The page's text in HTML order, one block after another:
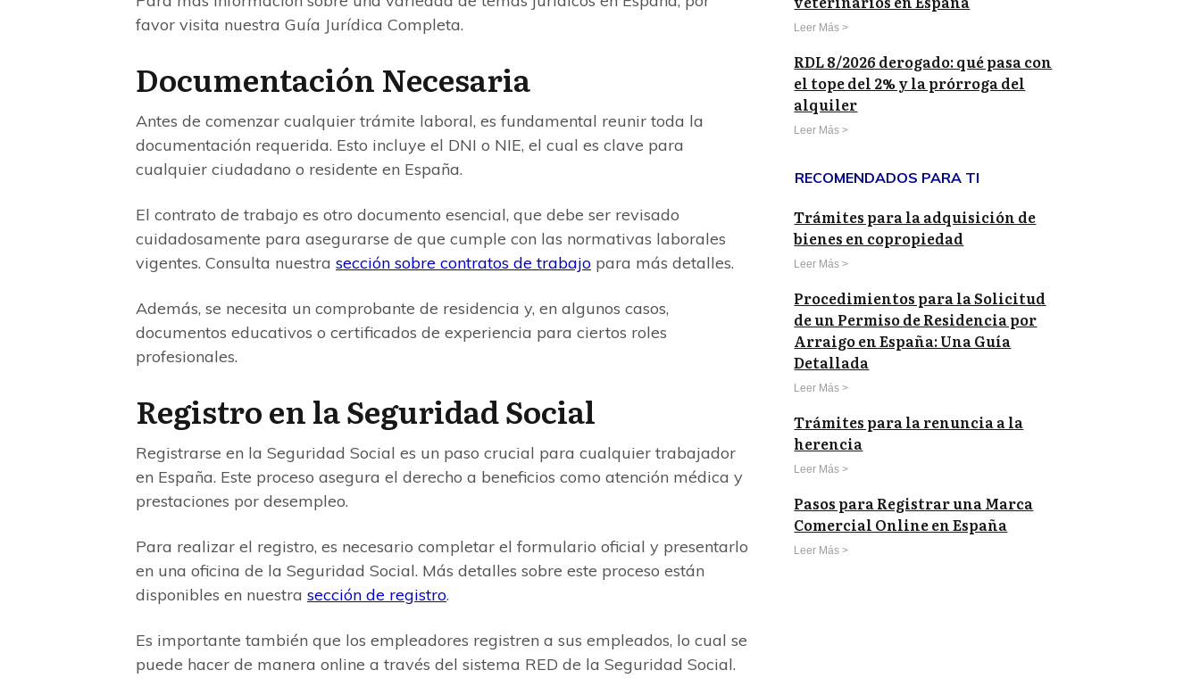
favor visita nuestra Guía Jurídica Completa.
Documentación Necesaria
Antes de comenzar cualquier trámite laboral, es fundamental reunir toda la
documentación requerida. Esto incluye el DNI o NIE, el cual es clave para
cualquier ciudadano o residente en España.
El contrato de trabajo es otro documento esencial, que debe ser revisado
cuidadosamente para asegurarse de que cumple con las normativas laborales
vigentes. Consulta nuestra sección sobre contratos de trabajo para más detalles.
Además, se necesita un comprobante de residencia y, en algunos casos,
documentos educativos o certificados de experiencia para ciertos roles
profesionales.
Registro en la Seguridad Social
Registrarse en la Seguridad Social es un paso crucial para cualquier trabajador
en España. Este proceso asegura el derecho a beneficios como atención médica y
prestaciones por desempleo.
Para realizar el registro, es necesario completar el formulario oficial y presentarlo
en una oficina de la Seguridad Social. Más detalles sobre este proceso están
disponibles en nuestra sección de registro.
Es importante también que los empleadores registren a sus empleados, lo cual se
puede hacer de manera online a través del sistema RED de la Seguridad Social.
Leer Más >
RDL 8/2026 derogado: qué pasa con
el tope del 2% y la prórroga del
alquiler
Leer Más >
RECOMENDADOS PARA TI
Trámites para la adquisición de
bienes en copropiedad
Leer Más >
Procedimientos para la Solicitud
de un Permiso de Residencia por
Arraigo en España: Una Guía
Detallada
Leer Más >
Trámites para la renuncia a la
herencia
Leer Más >
Pasos para Registrar una Marca
Comercial Online en España
Leer Más >